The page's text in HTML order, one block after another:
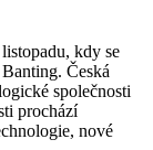
kdy se
Česká
společnosti
prochází
nové